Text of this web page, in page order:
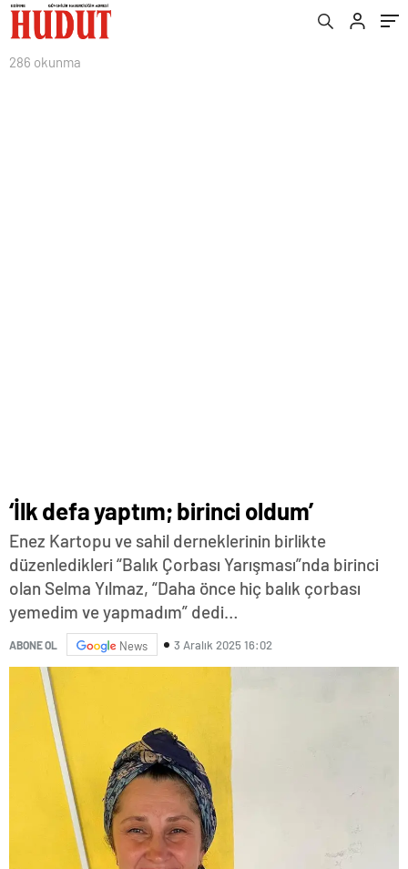
286 okunma
‘İlk defa yaptım; birinci oldum’
Enez Kartopu ve sahil derneklerinin birlikte
düzenledikleri “Balık Çorbası Yarışması”nda birinci
olan Selma Yılmaz, “Daha önce hiç balık çorbası
yemedim ve yapmadım” dedi…
ABONE OL News 3 Aralık 2025 16:02